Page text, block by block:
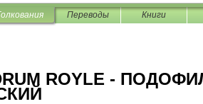
Переводы Книги
ROYLE -